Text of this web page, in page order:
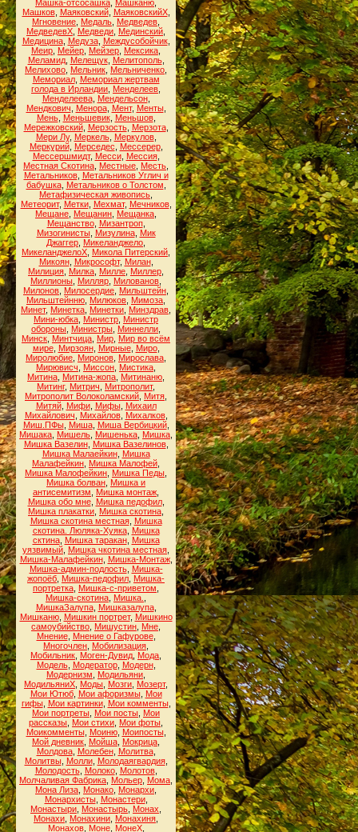
Машка-отсосашка Машканю
Машков, Маяковский, МаяковскийХ,
Мгновение Медаль Медведев
МедведевХ Медведи Мединский
Медицина, Медуза, Междусобойчик,
Меир Мейер Мейзер Мексика
Меламид, Мелещук, Мелитополь,
Мелихово Мельник Мельниченко
Мемориал, Мемориал жертвам
голода в Ирландии Менделеев
Менделеева, Мендельсон,
Мендкович
Менора, Мент, Менты,
Мень, Меньшевик, Меньшов,
Мережковский, Мерзость, Мерзота,
Мери Лу, Меркель, Меркулов,
Меркурий, Мерседес Мессерер,
Мессершмидт, Месси, Мессия,
Местная Скотина Местные Месть
Метальников, Метальников Углич и
бабушка, Метальников о Толстом
Метафизическая живопись
Метеорит, Метки, Мехмат, Мечников,
Мещане Мещанин Мещанка
Мещанство, Мизантроп,
Мизогинисты, Мизулина, Мик
Джаггер Микеланджело
МикеланджелоХ Микола Питерский
Микоян, Микрософт, Милан,
Милиция Милка Милле Миллер
Миллионы Милляр Милованов
Милонов Милосердие Мильштейн
Мильштейнню Милюков Мимоза
Минет, Минетка Минетки Минздрав
Мини-юбка Министр Министр
обороны Министры Миннелли
Минск Минтчица Мир Мир во всём
мире, Мирзоян, Мирные, Миро,
Миролюбие Миронов Мирослава
Мирювисч
Миссон Мистика
Митина Митина-жопа Митинаню
Митинг, Митрич Митрополит,
Митрополит Волоколамский Митя
Митяй, Мифи, Мифы, Михаил
Михайлович
Михайлов, Михалков,
Миш.ПФы, Миша, Миша Вербицкий,
Мишака Мишель Мишенька Мишка
Мишка Вазелин, Мишка Вазелинов,
Мишка Малаейкин, Мишка
Малафейкин Мишка Малофей
Мишка Малофейкин Мишка Педы
Мишка болван Мишка и
антисемитизм
Мишка монтаж
Мишка обо мне, Мишка педофил,
Мишка плакатки Мишка скотина
Мишка скотина местная, Мишка
скотина. Люляка-Хуяка, Мишка
сктина, Мишка таракан, Мишка
уязвимый Мишка чкотина местная
Мишка-Малафейкин, Мишка-Монтаж,
Мишка-админ-подлость, Мишка-
жопоёб Мишка-педофил Мишка-
портретка Мишка-с-приветом
Мишка-скотина Мишка.
МишкаЗалупа, Мишказалупа,
Мишканю, Мишкин портрет, Мишкино
самоубийство Мишустин Мне
Мнение, Мнение о Гафурове,
Многочлен Мобилизация
Мобильник Моген-Дувид Мода
Модель, Модератор, Модерн,
Модернизм
Модильяни
МодильяниХ Моды Мозги Мозерт,
Мои Ютюб, Мои афоризмы, Мои
гифы, Мои картинки, Мои комменты,
Мои портреты Мои посты Мои
рассказы Мои стихи Мои фоты
Моикомменты, Моиню, Моипосты,
Мой дневник Мойша Мокрица
Молдова, Молебен, Молитва,
Молитвы, Молли, Молодаягвардия,
Молодость, Молоко, Молотов,
Молчаливая Фабрика Мольер Мома
Мона Лиза Монако Монархи
Монархисты, Монастери,
Монастыри Монастырь Монах
Монахи Монахини Монахиня
Монахов, Моне, МонеХ,